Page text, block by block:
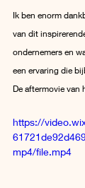
Ik ben enorm
van dit
ondernemers en
een ervaring die
De aftermovie van
https://
mp4/file.mp4